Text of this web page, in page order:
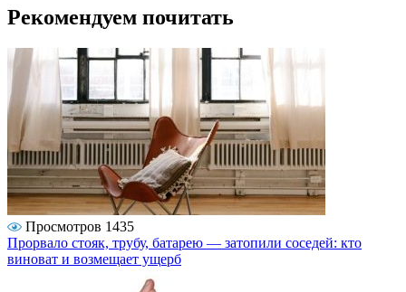
Рекомендуем почитать
Просмотров 1435
Прорвало стояк, трубу, батарею — затопили соседей: кто
виноват и возмещает ущерб